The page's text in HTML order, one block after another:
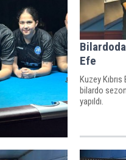
Efe
Kuzey
bilardo
yapıldı.